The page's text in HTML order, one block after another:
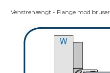
Venstrehængt - Flange mod